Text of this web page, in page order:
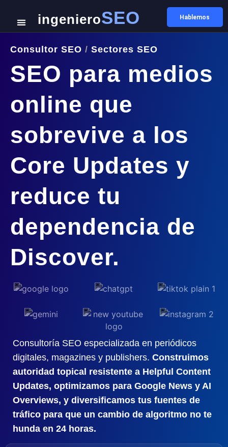
ingenieroSEO Hablemos
Consultor SEO / Sectores SEO
SEO para medios
online que
sobrevive a los
Core Updates y
reduce tu
dependencia de
Discover.
Consultoría SEO especializada en periódicos
digitales, magazines y publishers. Construimos
autoridad topical resistente a Helpful Content
Updates, optimizamos para Google News y AI
Overviews, y diversificamos tus fuentes de
tráfico para que un cambio de algoritmo no te
hunda en 24 horas.